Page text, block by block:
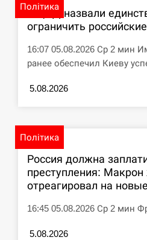
СЕРПЕНЬ
12:23
переправу, склады и
СЕРПЕНЬ
11:53
Под огнем “Эпицентр”,
почта”: что известно об…
Політика
В ЦПД назвали
ограничить
16:07 05.08.2026 Ср 2 мин
ранее обеспечил Киеву
5.08.2026
Політика
Россия должна
преступления: Макрон
отреагировал на
16:45 05.08.2026 Ср 2 мин
5.08.2026